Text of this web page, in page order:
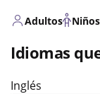
Adultos Niños
Idiomas
Inglés